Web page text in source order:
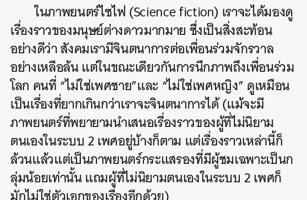
ในภาพยนตร์ไซไฟ (Science fiction) เราจะได้มองดู
เรื่องราวของมนุษย์ต่างดาวมากมาย ซึ่งเป็นสิ่งสะท้อน
อย่างดีว่า สังคมเรามีจินตนาการต่อเพื่อนร่วมจักรวาล
อย่างเหลือล้น แต่ในขณะเดียวกันการนึกภาพถึงเพื่อนร่วม
โลก คนที่ “ไม่ใช่เพศชาย”และ “ไม่ใช่เพศหญิง” ดูเหมือน
เป็นเรื่องที่ยากเกินกว่าเราจะจินตนาการได้ (แม้จะมี
ภาพยนตร์ที่พยายามนำเสนอเรื่องราวของผู้ที่ไม่นิยาม
ตนเองในระบบ 2 เพศอยู่บ้างก็ตาม แต่เรื่องราวเหล่านี้ก็
ล้วนแล้วแต่เป็นภาพยนตร์กระแสรองที่มีผู้ชมเฉพาะเป็นก
ลุ่มน้อยเท่านั้น แถมผู้ที่ไม่นิยามตนเองในระบบ 2 เพศก็